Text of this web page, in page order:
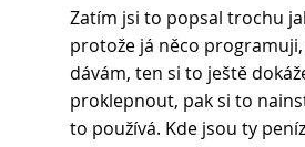
Zatím jsi to popsal trochu
protože já něco
dávám, ten si to ještě
proklepnout, pak si to
to používá. Kde jsou ty